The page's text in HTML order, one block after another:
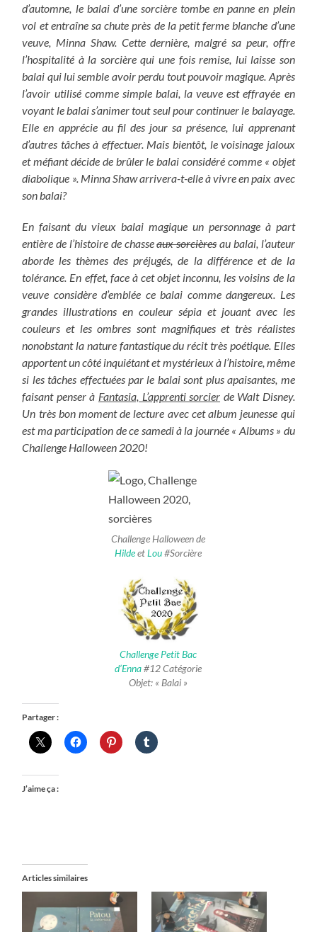
d’automne, le balai d’une sorcière tombe en panne en plein
vol et entraîne sa chute près de la petit ferme blanche d’une
veuve, Minna Shaw. Cette dernière, malgré sa peur, offre
l’hospitalité à la sorcière qui une fois remise, lui laisse son
balai qui lui semble avoir perdu tout pouvoir magique. Après
l’avoir utilisé comme simple balai, la veuve est effrayée en
voyant le balai s’animer tout seul pour continuer le balayage.
Elle en apprécie au fil des jour sa présence, lui apprenant
d’autres tâches à effectuer. Mais bientôt, le voisinage jaloux
et méfiant décide de brûler le balai considéré comme « objet
diabolique ». Minna Shaw arrivera-t-elle à vivre en paix avec
son balai?
En faisant du vieux balai magique un personnage à part
entière de l’histoire de chasseaux sorcièresau balai, l’auteur
aborde les thèmes des préjugés, de la différence et de la
tolérance. En effet, face à cet objet inconnu, les voisins de la
veuve considère d’emblée ce balai comme dangereux. Les
grandes illustrations en couleur sépia et jouant avec les
couleurs et les ombres sont magnifiques et très réalistes
nonobstant la nature fantastique du récit très poétique. Elles
apportent un côté inquiétant et mystérieux à l’histoire, même
si les tâches effectuées par le balai sont plus apaisantes, me
faisant penser à Fantasia, L’apprenti sorcier de Walt Disney.
Un très bon moment de lecture avec cet album jeunesse qui
est ma participation de ce samedi à la journée « Albums » du
Challenge Halloween 2020!
Challenge Halloween de
HildeetLou#Sorcière
Challenge Petit Bac
d’Enna#12 Catégorie
Objet: « Balai »
Partager :
J’aime ça :
Articles similaires